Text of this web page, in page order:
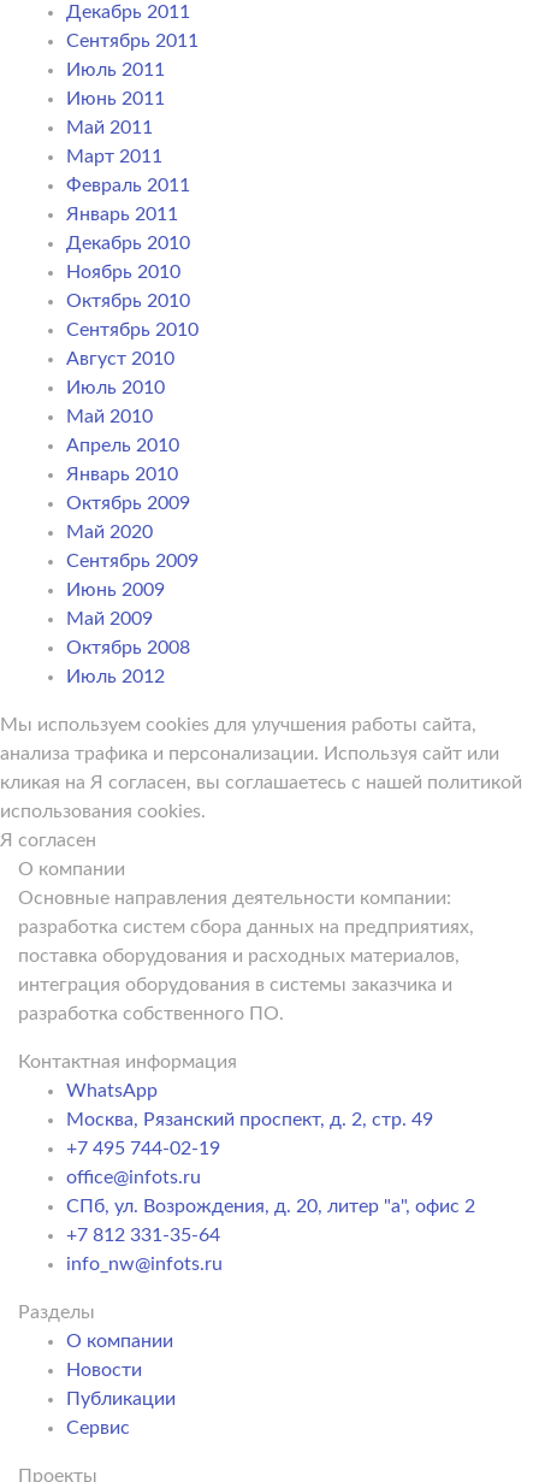
Декабрь 2011
Сентябрь 2011
Июль 2011
Июнь 2011
Май 2011
Март 2011
Февраль 2011
Январь 2011
Декабрь 2010
Ноябрь 2010
Октябрь 2010
Сентябрь 2010
Август 2010
Июль 2010
Май 2010
Апрель 2010
Январь 2010
Октябрь 2009
Май 2020
Сентябрь 2009
Июнь 2009
Май 2009
Октябрь 2008
Июль 2012
Мы используем cookies для улучшения работы сайта,
анализа трафика и персонализации. Используя сайт или
кликая на Я согласен, вы соглашаетесь с нашей политикой
использования cookies.
Я согласен
О компании
Основные направления деятельности компании:
разработка систем сбора данных на предприятиях,
поставка оборудования и расходных материалов,
интеграция оборудования в системы заказчика и
разработка собственного ПО.
Контактная информация
WhatsApp
Москва, Рязанский проспект, д. 2, стр. 49
+7 495 744-02-19
office@infots.ru
СПб, ул. Возрождения, д. 20, литер "a", офис 2
+7 812 331-35-64
info_nw@infots.ru
Разделы
О компании
Новости
Публикации
Сервис
Проекты